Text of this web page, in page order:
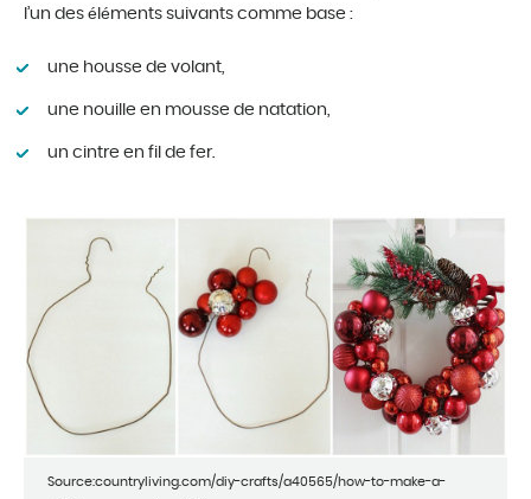
l’un des éléments suivants comme base :
une housse de volant,
une nouille en mousse de natation,
un cintre en fil de fer.
Source:countryliving.com/diy-crafts/a40565/how-to-make-a-